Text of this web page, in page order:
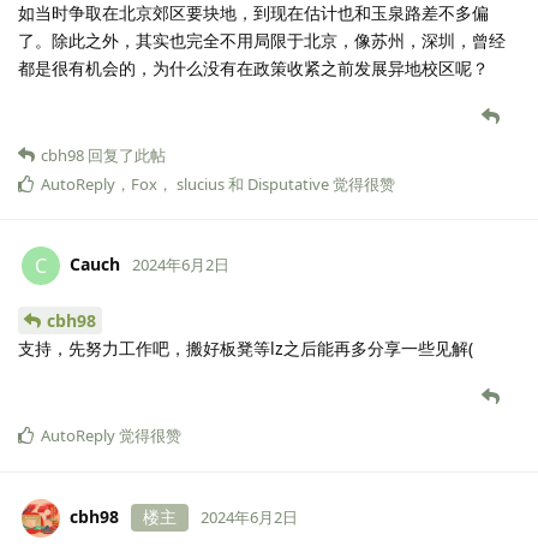
如当时争取在北京郊区要块地，到现在估计也和玉泉路差不多偏
了。除此之外，其实也完全不用局限于北京，像苏州，深圳，曾经
都是很有机会的，为什么没有在政策收紧之前发展异地校区呢？
cbh98 回复了此帖
AutoReply ， Fox ， slucius和 Disputative觉得很赞
C Cauch 2024年6月2日
cbh98
支持，先努力工作吧，搬好板凳等lz之后能再多分享一些见解(
AutoReply觉得很赞
cbh98 楼主 2024年6月2日